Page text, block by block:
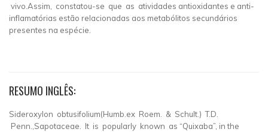
vivo.Assim, constatou-se que as atividades antioxidantes e anti-
inflamatórias estão relacionadas aos metabólitos secundários
presentes na espécie.
RESUMO INGLÊS:
Sideroxylon obtusifolium(Humb.ex Roem. & Schult.) T.D.
Penn.,Sapotaceae. It is popularly known as “Quixaba”, in the